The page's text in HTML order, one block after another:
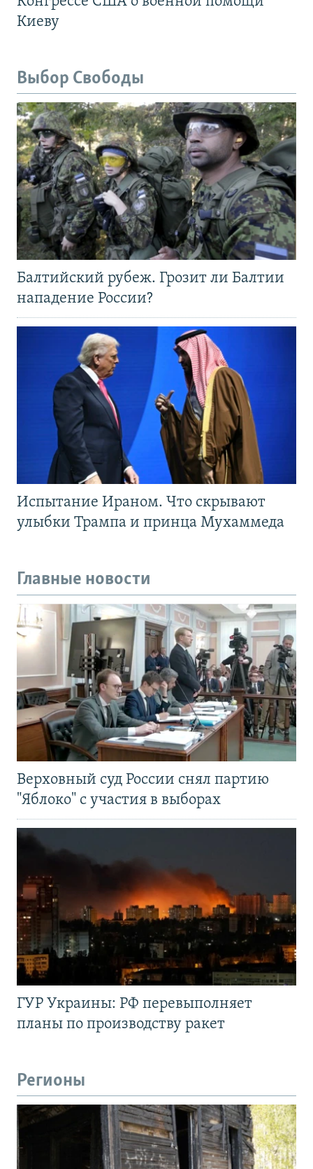
Киеву
Выбор Свободы
Балтийский рубеж. Грозит ли Балтии
нападение России?
Испытание Ираном. Что скрывают
улыбки Трампа и принца Мухаммеда
Главные новости
Верховный суд России снял партию
"Яблоко" с участия в выборах
ГУР Украины: РФ перевыполняет
планы по производству ракет
Регионы